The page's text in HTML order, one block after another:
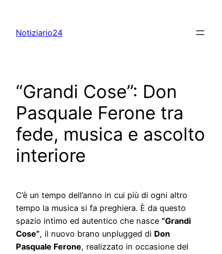
content
Notiziario24
“Grandi Cose”: Don
Pasquale Ferone tra
fede, musica e ascolto
interiore
C’è un tempo dell’anno in cui più di ogni altro
tempo la musica si fa preghiera. È da questo
spazio intimo ed autentico che nasce “Grandi
Cose”, il nuovo brano unplugged di Don
Pasquale Ferone, realizzato in occasione del